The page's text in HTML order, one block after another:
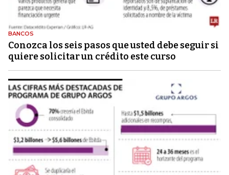
BANCOS
Conozca los seis pasos que usted debe seguir si
quiere solicitar un crédito este curso